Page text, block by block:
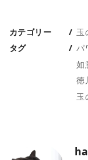
カテゴリー 玉
タグ
パ
如
徳
玉